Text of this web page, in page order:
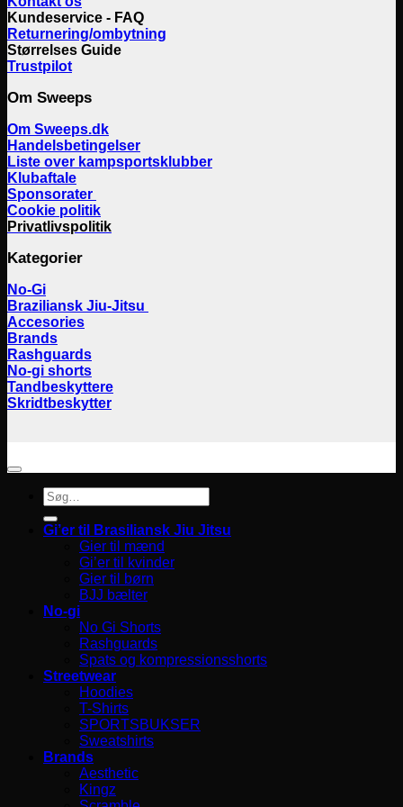
Kundeservice - FAQ
Returnering/ombytning
Størrelses Guide
Trustpilot
Om Sweeps
Om Sweeps.dk
Handelsbetingelser
Liste over kampsportsklubber
Klubaftale
Sponsorater
Cookie politik
Privatlivspolitik
Kategorier
No-Gi
Braziliansk Jiu-Jitsu
Accesories
Brands
Rashguards
No-gi shorts
Tandbeskyttere
Skridtbeskytter
Søg
efter:
Gi’er til Brasiliansk Jiu Jitsu
Gier til mænd
Gi’er til kvinder
Gier til børn
BJJ bælter
No-gi
No Gi Shorts
Rashguards
Spats og kompressionsshorts
Streetwear
Hoodies
T-Shirts
SPORTSBUKSER
Sweatshirts
Brands
Aesthetic
Kingz